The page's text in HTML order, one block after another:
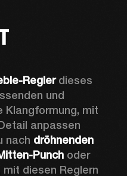
Regler dieses
und
Klangformung, mit
anpassen
nach dröhnenden
Punch
oder
mit diesen Reglern